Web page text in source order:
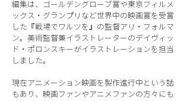
編集は、ゴールデングローブ賞や東京フィルメ
ックス・グランプリなど世界中の映画賞を受賞
した『戦場でワルツを』の監督アリ・フォルマ
ン。美術監督兼イラストレーターのデイヴィッ
ド・ポロンスキーがイラストレーションを担当
しました。
現在アニメーション映画を製作進行中という話
もあり、映画ファンやアニメファンの方々にも